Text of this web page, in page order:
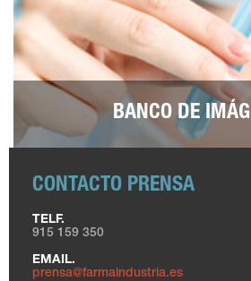
BANCO DE
CONTACTO PRENSA
TELF.
915 159 350
EMAIL.
prensa@farmaindustria.es